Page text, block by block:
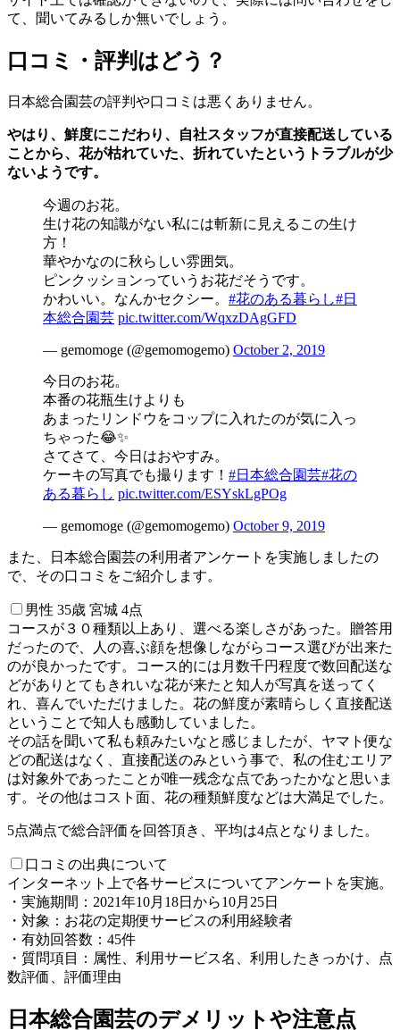
て、聞いてみるしか無いでしょう。
口コミ・評判はどう？
日本総合園芸の評判や口コミは悪くありません。
やはり、鮮度にこだわり、自社スタッフが直接配送している
ことから、花が枯れていた、折れていたというトラブルが少
ないようです。
今週のお花。
生け花の知識がない私には斬新に見えるこの生け
方！
華やかなのに秋らしい雰囲気。
ピンクッションっていうお花だそうです。
かわいい。なんかセクシー。 #花のある暮らし#日
本総合園芸 pic.twitter.com/WqxzDAgGFD
— gemomoge (@gemomogemo) October 2, 2019
今日のお花。
本番の花瓶生けよりも
あまったリンドウをコップに入れたのが気に入っ
ちゃった😂✨
さてさて、今日はおやすみ。
ケーキの写真でも撮ります！ #日本総合園芸#花の
ある暮らし pic.twitter.com/ESYskLgPOg
— gemomoge (@gemomogemo) October 9, 2019
また、日本総合園芸の利用者アンケートを実施しましたの
で、その口コミをご紹介します。
男性 35歳 宮城 4点
コースが３０種類以上あり、選べる楽しさがあった。贈答用
だったので、人の喜ぶ顔を想像しながらコース選びが出来た
のが良かったです。コース的には月数千円程度で数回配送な
どがありとてもきれいな花が来たと知人が写真を送ってく
れ、喜んでいただけました。花の鮮度が素晴らしく直接配送
ということで知人も感動していました。
その話を聞いて私も頼みたいなと感じましたが、ヤマト便な
どの配送はなく、直接配送のみという事で、私の住むエリア
は対象外であったことが唯一残念な点であったかなと思いま
す。その他はコスト面、花の種類鮮度などは大満足でした。
5点満点で総合評価を回答頂き、平均は4点となりました。
口コミの出典について
インターネット上で各サービスについてアンケートを実施。
・実施期間：2021年10月18日から10月25日
・対象：お花の定期便サービスの利用経験者
・有効回答数：45件
・質問項目：属性、利用サービス名、利用したきっかけ、点
数評価、評価理由
日本総合園芸のデメリットや注意点